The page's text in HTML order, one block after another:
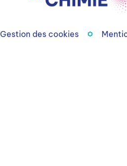
Gestion des cookies